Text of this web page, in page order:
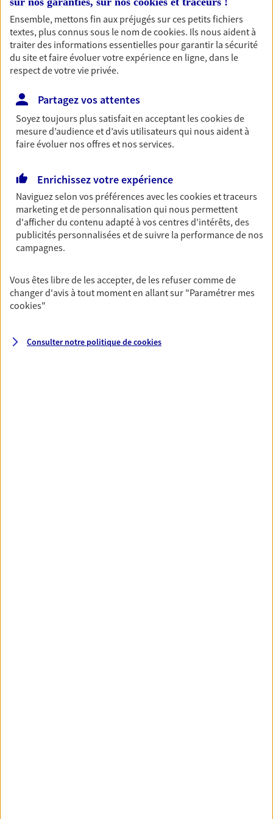
06 50 40 02 23
NOUS CONTACTER
VOIR NOTRE SITE WEB
Helene Meizel
06 83 60 81 61
VOIR NOTRE SITE WEB
Ensemble, mettons fin aux préjugés sur ces petits fichiers
textes, plus connus sous le nom decookies. Ils nous aident à
traiter des informations essentielles pour garantir la sécurité
du site et faire évoluer votre expérience en ligne, dans le
respect de votre vie privée.
Partagez vos attentes
Soyez toujours plus satisfait en acceptant lescookiesde
mesure d’audience et d’avis utilisateurs qui nous aident à
faire évoluer nos offres et nos services.
Enrichissez votre expérience
Naviguez selon vos préférences avec lescookies et traceurs
marketing et de personnalisation qui nous permettent
d'afficher du contenu adapté à vos centres d'intérêts, des
publicités personnalisées et de suivre la performance de nos
campagnes.
Vous êtes libre de les accepter, de les refuser comme de
changer d'avis à tout moment en allant sur "Paramétrer mes
cookies"
Consulter notre politique decookies